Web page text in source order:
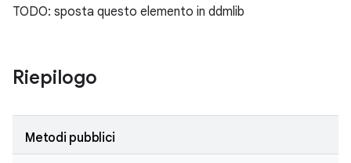
TODO: sposta questo elemento in ddmlib
Riepilogo
Metodi pubblici